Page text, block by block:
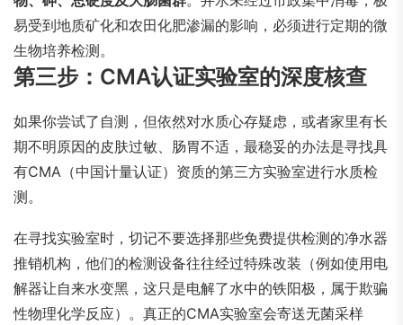
易受到地质矿化和农田化肥渗漏的影响，必须进行定期的微
生物培养检测。
第三步：CMA认证实验室的深度核查
如果你尝试了自测，但依然对水质心存疑虑，或者家里有长
期不明原因的皮肤过敏、肠胃不适，最稳妥的办法是寻找具
有CMA（中国计量认证）资质的第三方实验室进行水质检
测。
在寻找实验室时，切记不要选择那些免费提供检测的净水器
推销机构，他们的检测设备往往经过特殊改装（例如使用电
解器让自来水变黑，这只是电解了水中的铁阳极，属于欺骗
性物理化学反应）。真正的CMA实验室会寄送无菌采样